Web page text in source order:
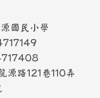
國民小學
路121巷110弄